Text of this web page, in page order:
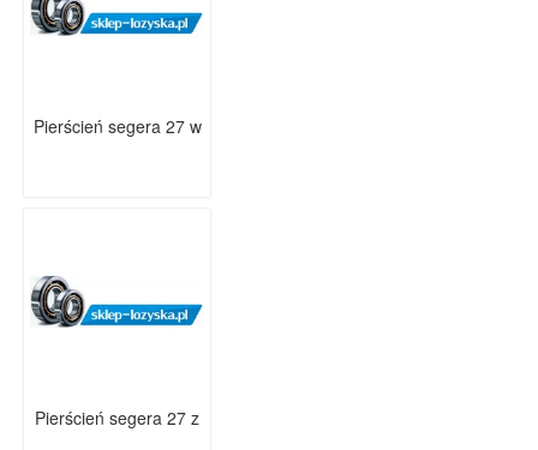
Pierścień segera 27 w
Pierścień segera 27 z